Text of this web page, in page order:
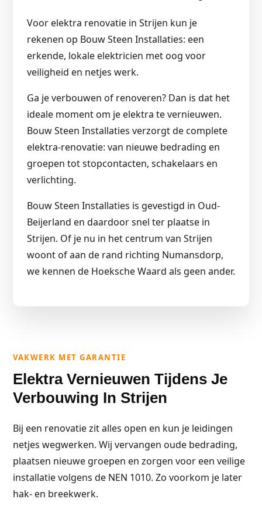
Voor elektra renovatie in Strijen kun je
rekenen op Bouw Steen Installaties: een
erkende, lokale elektricien met oog voor
veiligheid en netjes werk.
Ga je verbouwen of renoveren? Dan is dat het
ideale moment om je elektra te vernieuwen.
Bouw Steen Installaties verzorgt de complete
elektra-renovatie: van nieuwe bedrading en
groepen tot stopcontacten, schakelaars en
verlichting.
Bouw Steen Installaties is gevestigd in Oud-
Beijerland en daardoor snel ter plaatse in
Strijen. Of je nu in het centrum van Strijen
woont of aan de rand richting Numansdorp,
we kennen de Hoeksche Waard als geen ander.
VAKWERK MET GARANTIE
Elektra Vernieuwen Tijdens Je
Verbouwing In Strijen
Bij een renovatie zit alles open en kun je leidingen
netjes wegwerken. Wij vervangen oude bedrading,
plaatsen nieuwe groepen en zorgen voor een veilige
installatie volgens de NEN 1010. Zo voorkom je later
hak- en breekwerk.